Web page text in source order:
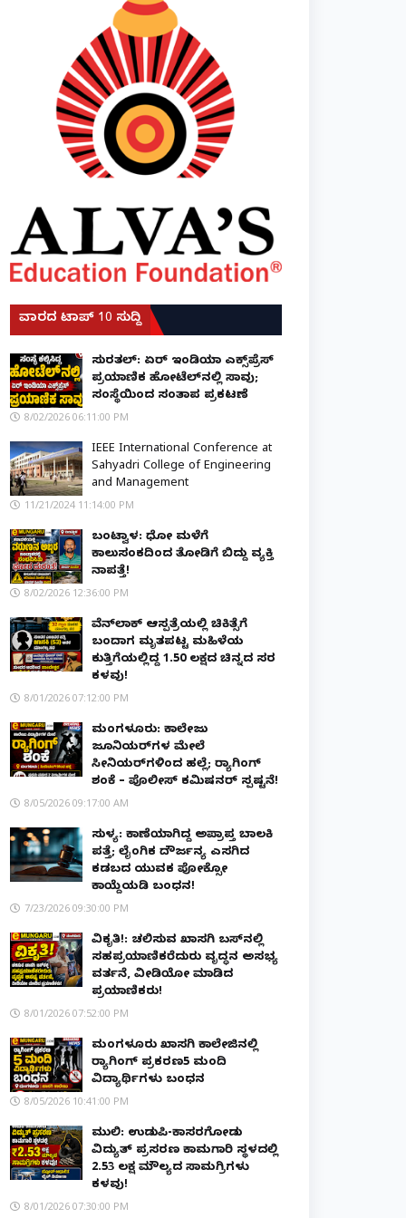
ವಾರದ ಟಾಪ್ 10 ಸುದ್ದಿ
ಸುರತ್ಕಲ್: ಏರ್ ಇಂಡಿಯಾ ಎಕ್ಸ್‌ಪ್ರೆಸ್
ಪ್ರಯಾಣಿಕ ಹೋಟೆಲ್‌ನಲ್ಲಿ ಸಾವು;
ಸಂಸ್ಥೆಯಿಂದ ಸಂತಾಪ ಪ್ರಕಟಣೆ
8/02/2026 06:11:00 PM
IEEE International Conference at
Sahyadri College of Engineering
and Management
11/21/2024 11:14:00 PM
ಬಂಟ್ವಾಳ: ಧೋ ಮಳೆಗೆ
ಕಾಲುಸಂಕದಿಂದ ತೋಡಿಗೆ ಬಿದ್ದು ವ್ಯಕ್ತಿ
ನಾಪತ್ತೆ!
8/02/2026 12:36:00 PM
ವೆನ್‌ಲಾಕ್ ಆಸ್ಪತ್ರೆಯಲ್ಲಿ ಚಿಕಿತ್ಸೆಗೆ
ಬಂದಾಗ ಮೃತಪಟ್ಟ ಮಹಿಳೆಯ
ಕುತ್ತಿಗೆಯಲ್ಲಿದ್ದ ₹1.50 ಲಕ್ಷದ ಚಿನ್ನದ ಸರ
ಕಳವು!
8/01/2026 07:12:00 PM
ಮಂಗಳೂರು: ಕಾಲೇಜು
ಜೂನಿಯರ್‌ಗಳ ಮೇಲೆ
ಸೀನಿಯರ್‌ಗಳಿಂದ ಹಲ್ಲೆ; ರ‌್ಯಾಗಿಂಗ್
ಶಂಕೆ – ಪೊಲೀಸ್ ಕಮಿಷನರ್ ಸ್ಪಷ್ಟನೆ!
8/05/2026 09:17:00 AM
ಸುಳ್ಯ: ಕಾಣೆಯಾಗಿದ್ದ ಅಪ್ರಾಪ್ತ ಬಾಲಕಿ
ಪತ್ತೆ; ಲೈಂಗಿಕ ದೌರ್ಜನ್ಯ ಎಸಗಿದ
ಕಡಬದ ಯುವಕ ಪೋಕ್ಸೋ
ಕಾಯ್ದೆಯಡಿ ಬಂಧನ!
7/23/2026 09:30:00 PM
ವಿಕೃತಿ!: ಚಲಿಸುವ ಖಾಸಗಿ ಬಸ್‌ನಲ್ಲಿ
ಸಹಪ್ರಯಾಣಿಕರೆದುರು ವೃದ್ಧನ ಅಸಭ್ಯ
ವರ್ತನೆ, ವೀಡಿಯೋ ಮಾಡಿದ
ಪ್ರಯಾಣಿಕರು!
8/01/2026 07:52:00 PM
ಮಂಗಳೂರು ಖಾಸಗಿ ಕಾಲೇಜಿನಲ್ಲಿ
ರ‌್ಯಾಗಿಂಗ್ ಪ್ರಕರಣ5 ಮಂದಿ
ವಿದ್ಯಾರ್ಥಿಗಳು ಬಂಧನ
8/05/2026 10:41:00 PM
ಮುಲ್ಕಿ: ಉಡುಪಿ-ಕಾಸರಗೋಡು
ವಿದ್ಯುತ್ ಪ್ರಸರಣ ಕಾಮಗಾರಿ ಸ್ಥಳದಲ್ಲಿ
₹2.53 ಲಕ್ಷ ಮೌಲ್ಯದ ಸಾಮಗ್ರಿಗಳು
ಕಳವು!
8/01/2026 07:30:00 PM